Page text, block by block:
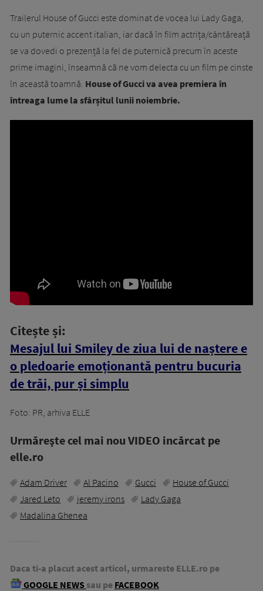
Trailerul House of Gucci este dominat de vocea lui Lady Gaga,
cu un puternic accent italian, iar dacă în film actrița/cântăreață
se va dovedi o prezență la fel de puternică precum în aceste
prime imagini, înseamnă că ne vom delecta cu un film pe cinste
în această toamnă. House of Gucci va avea premiera în
întreaga lume la sfârșitul lunii noiembrie.
Citește și:
Mesajul lui Smiley de ziua lui de naștere e
o pledoarie emoționantă pentru bucuria
de trăi, pur și simplu
Foto: PR, arhiva ELLE
Urmăreşte cel mai nou VIDEO incărcat pe
elle.ro
Adam Driver Al Pacino Gucci
House of Gucci
Jared Leto
jeremy irons
Lady Gaga
Madalina Ghenea
Daca ti-a placut acest articol, urmareste ELLE.ro pe
GOOGLE NEWS sau pe FACEBOOK